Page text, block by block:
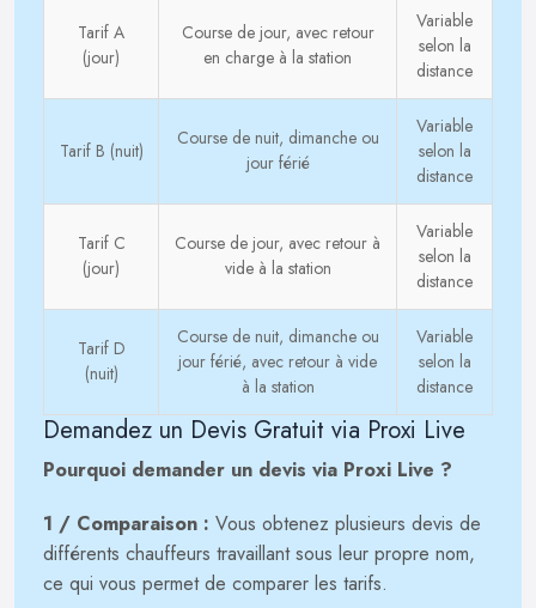
Tarif A
(jour)
Course de jour, avec retour
en charge à la station
Variable
selon la
distance
Tarif B (nuit)
Course de nuit, dimanche ou
jour férié
Variable
selon la
distance
Tarif C
(jour)
Course de jour, avec retour à
vide à la station
Variable
selon la
distance
Tarif D
(nuit)
Course de nuit, dimanche ou
jour férié, avec retour à vide
à la station
Variable
selon la
distance
Demandez un Devis Gratuit via Proxi Live
Pourquoi demander un devis via Proxi Live ?
1 / Comparaison : Vous obtenez plusieurs devis de
différents chauffeurs travaillant sous leur propre nom,
ce qui vous permet de comparer les tarifs.